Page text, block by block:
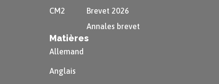
CM2
Brevet 2026
Annales brevet
Matières
Allemand
Anglais